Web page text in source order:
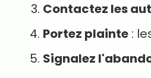
Contactez les
Portez plainte :
Signalez